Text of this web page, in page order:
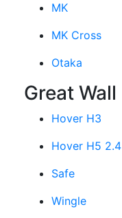
MK
MK Cross
Otaka
Great Wall
Hover H3
Hover H5 2.4
Safe
Wingle